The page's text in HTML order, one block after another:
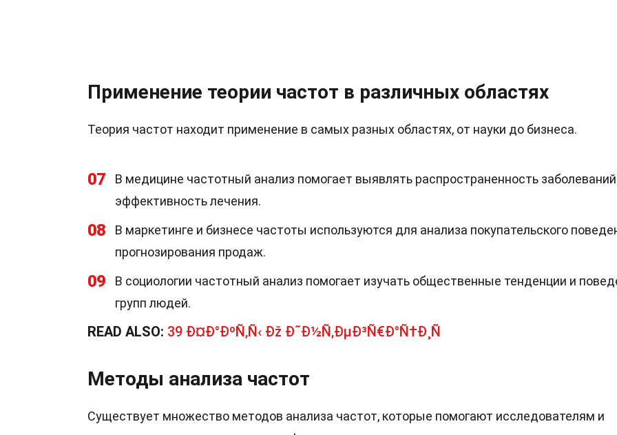
Применение теории частот в различных областях
Теория частот находит применение в самых разных областях, от науки до бизнеса.
07
В медицине частотный анализ помогает выявлять распространенность
эффективность лечения.
08
В маркетинге и бизнесе частоты используются для анализа покупательского
прогнозирования продаж.
09
В социологии частотный анализ помогает изучать общественные тенденции и
групп людей.
READ ALSO: 39 Ð¤Ð°ÐºÑ‚Ñ‹ Ðž Ð˜Ð½Ñ‚ÐµÐ³Ñ€Ð°Ñ†Ð¸Ñ
Методы анализа частот
Существует множество методов анализа частот, которые помогают исследователям и